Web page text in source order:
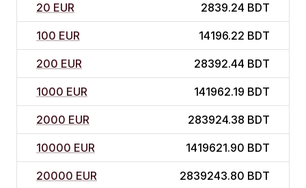
20 EUR 2839.24 BDT
100 EUR 14196.22 BDT
200 EUR 28392.44 BDT
1000 EUR 141962.19 BDT
2000 EUR 283924.38 BDT
10000 EUR 1419621.90 BDT
20000 EUR 2839243.80 BDT